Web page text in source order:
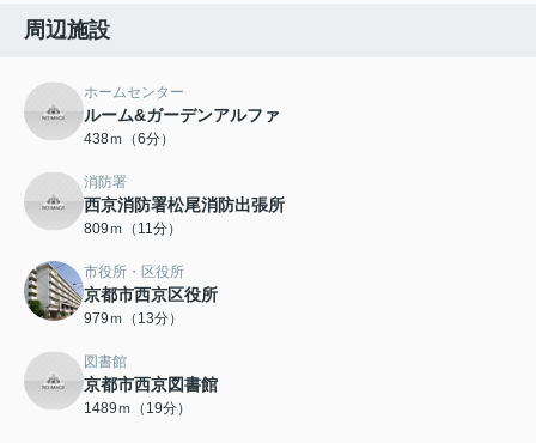
周辺施設
ホームセンター
ルーム&ガーデンアルファ
438ｍ（6分）
消防署
西京消防署松尾消防出張所
809ｍ（11分）
市役所・区役所
京都市西京区役所
979ｍ（13分）
図書館
京都市西京図書館
1489ｍ（19分）